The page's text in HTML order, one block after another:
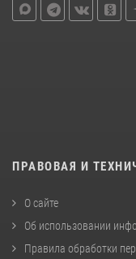
ПРАВОВАЯ И
О сайте
Об использовании
Правила обработки